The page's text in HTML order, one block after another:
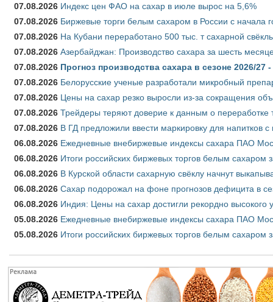
07.08.2026 Индекс цен ФАО на сахар в июле вырос на 5,6%
07.08.2026 Биржевые торги белым сахаром в России с начала
07.08.2026 На Кубани переработано 500 тыс. т сахарной
07.08.2026 Азербайджан: Производство сахара за шесть
07.08.2026 Прогноз производства сахара в сезоне 2026/
07.08.2026 Белорусские ученые разработали микробный
07.08.2026 Цены на сахар резко выросли из-за сокращения
07.08.2026 Трейдеры теряют доверие к данным о переработке
07.08.2026 В ГД предложили ввести маркировку для напитков
06.08.2026 Ежедневные внебиржевые индексы сахара ПАО
06.08.2026 Итоги российских биржевых торгов белым сахаром
06.08.2026 В Курской области сахарную свёклу начнут
06.08.2026 Сахар подорожал на фоне прогнозов дефицита в
06.08.2026 Индия: Цены на сахар достигли рекордно высокого
05.08.2026 Ежедневные внебиржевые индексы сахара ПАО
05.08.2026 Итоги российских биржевых торгов белым сахаром